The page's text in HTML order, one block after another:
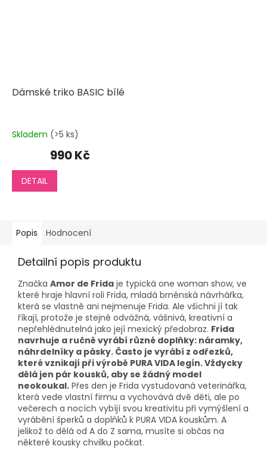
Dámské triko BASIC bílé
Skladem (>5 ks)
990 Kč
DETAIL
Popis Hodnocení
Detailní popis produktu
Značka Amor de Frida je typická one woman show, ve
které hraje hlavní roli Frida, mladá brněnská návrhářka,
která se vlastně ani nejmenuje Frida. Ale všichni jí tak
říkají, protože je stejně odvážná, vášnivá, kreativní a
nepřehlédnutelná jako její mexický předobraz. Frida
navrhuje a ručně vyrábí různé doplňky: náramky,
náhrdelníky a pásky. Často je vyrábí z odřezků,
které vznikají při výrobě PURA VIDA legín. Vždycky
dělá jen pár kousků, aby se žádný model
neokoukal. Přes den je Frida vystudovaná veterinářka,
která vede vlastní firmu a vychovává dvě děti, ale po
večerech a nocích vybíjí svou kreativitu při vymýšlení a
vyrábění šperků a doplňků k PURA VIDA kouskům. A
jelikož to dělá od A do Z sama, musíte si občas na
některé kousky chvilku počkat.